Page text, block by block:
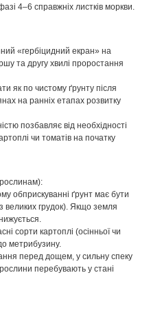
4–6 справжніх листків моркви.
«гербіцидний екран» на
та другу хвилі проростання
як по чистому ґрунту після
на ранніх етапах розвитку
позбавляє від необхідності
чи томатів на початку
обприскуванні ґрунт має бути
великих грудок). Якщо земля
сорти картоплі (осінньої чи
метрибузину.
перед дощем, у сильну спеку
перебувають у стані